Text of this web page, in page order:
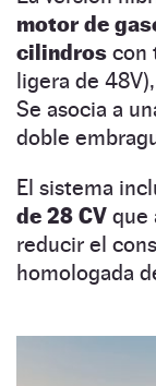
motor de
cilindros con
ligera de
Se asocia a
doble
El sistema
de 28 CV que
reducir el
homologada